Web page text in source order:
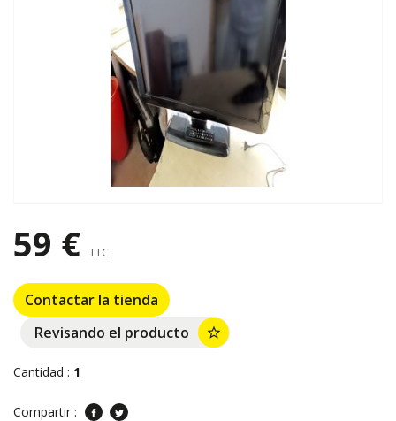
59 € TTC
Contactar la tienda
Revisando el producto
star_border
Cantidad : 1
Compartir :